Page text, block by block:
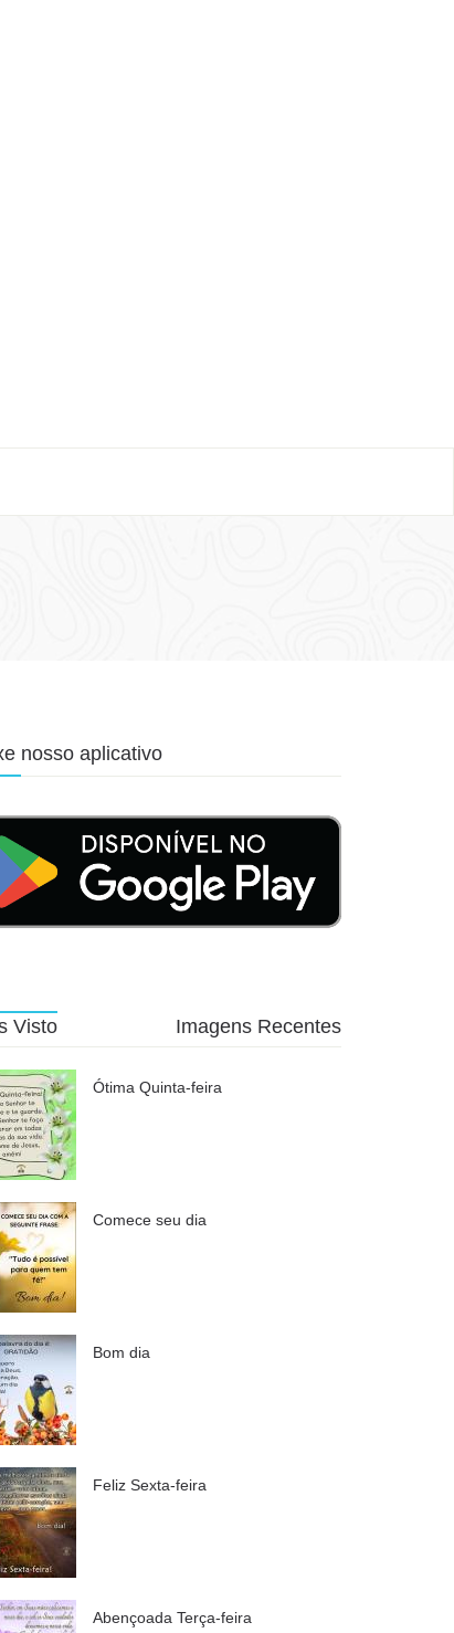
nosso aplicativo
Visto Imagens Recentes
Ótima Quinta-feira
Comece seu dia
Bom dia
Feliz Sexta-feira
Abençoada Terça-feira